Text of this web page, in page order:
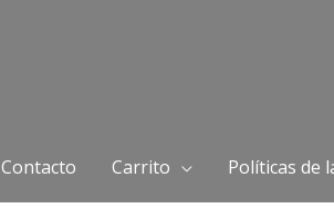
Contacto Carrito Políticas de